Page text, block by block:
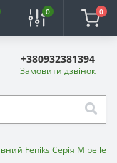
0 0
+380932381394
Замовити дзвінок
Feniks Серія M pellet